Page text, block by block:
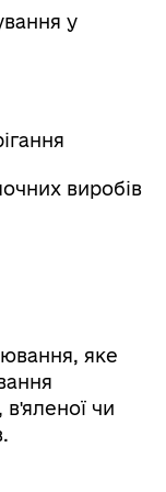
у
виробів
яке
чи